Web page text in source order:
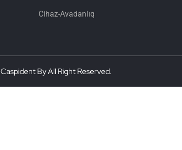
Cihaz-Avadanlıq
By All Right Reserved.